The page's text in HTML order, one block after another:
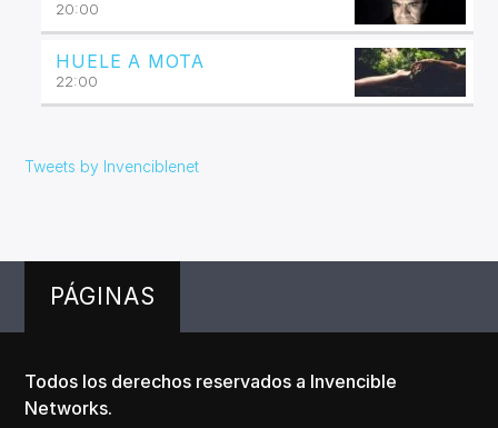
20:00
HUELE A MOTA
22:00
Tweets by Invenciblenet
PÁGINAS
Todos los derechos reservados a Invencible
Networks.